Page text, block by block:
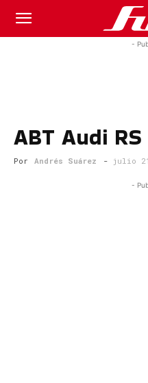
Fuel
Magazine
-
ABT Audi RS
Por Andrés Suárez - julio
-